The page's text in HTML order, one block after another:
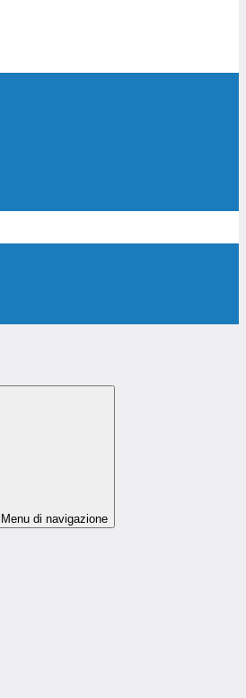
Menu di navigazione